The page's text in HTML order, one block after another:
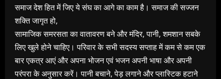
समाज देश हित में जिए ये संघ का आगे का काम है। समाज की सज्जन
शक्ति जागृत हो,
सामाजिक समरसता का वातावरण बने और मंदिर, पानी, शमशान सबके
लिए खुले होने चाहिए। परिवार के सभी सदस्य सप्ताह में कम से कम एक
बार एकत्र आएं और अपना भोजन एवं भजन अपनी भाषा और अपनी
परंपरा के अनुसार करें। पानी बचाने, पेड़ लगाने और प्लास्टिक हटाने